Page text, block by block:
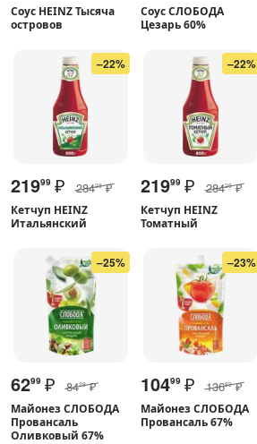
Соус HEINZ Тысяча
островов
Соус СЛОБОДА
Цезарь 60%
–22%
21999 ₽ 28429 ₽
Кетчуп HEINZ
Итальянский
–22%
21999 ₽ 28429 ₽
Кетчуп HEINZ
Томатный
–25%
6299 ₽ 8429 ₽
Майонез СЛОБОДА
Провансаль
Оливковый 67%
–23%
10499 ₽ 13689 ₽
Майонез СЛОБОДА
Провансаль 67%